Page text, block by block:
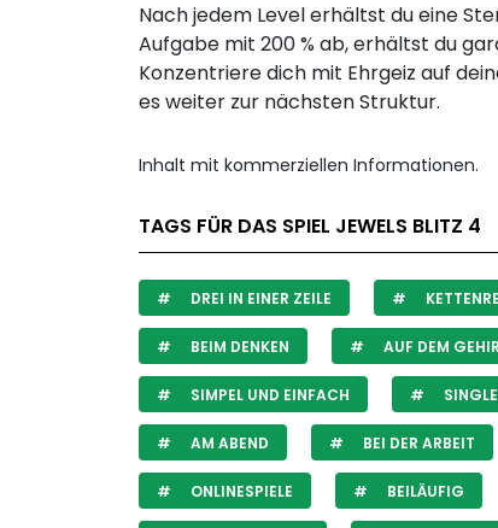
Nach jedem Level erhältst du eine
Aufgabe mit 200 % ab, erhältst du
Konzentriere dich mit Ehrgeiz auf
es weiter zur nächsten Struktur.
Inhalt mit kommerziellen Informationen.
TAGS FÜR DAS SPIEL JEWELS BLITZ 4
DREI IN EINER ZEILE
BEIM DENKEN AUF DEM
SIMPEL UND EINFACH SINGLE
AM ABEND BEI DER ARBEIT
ONLINESPIELE BEILÄUFIG